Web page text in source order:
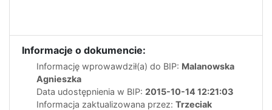
Informacje o dokumencie:
Informację wprowawdził(a) do BIP: Malanowska
Agnieszka
Data udostępnienia w BIP: 2015-10-14 12:21:03
Informacja zaktualizowana przez: Trzeciak